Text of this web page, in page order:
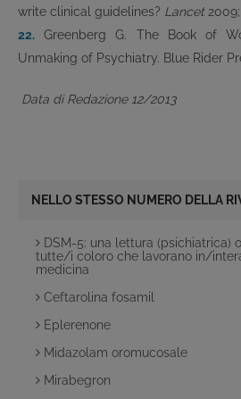
write clinical guidelines? Lancet2009;
22. Greenberg G. The Book of
Unmaking of Psychiatry. Blue Rider
Data di Redazione 12/2013
NELLO STESSO NUMERO DELLA
DSM-5: una lettura (psichiatrica)
tutte/i coloro che lavorano in/
medicina
Ceftarolina fosamil
Eplerenone
Midazolam oromucosale
Mirabegron